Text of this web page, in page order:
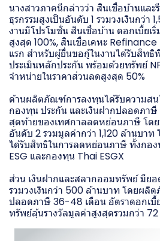
นางสาวภาคนีกล่าวว่า สินเชื่อบ้านแล
ธุรกรรมสูงเป็นอันดับ 1 รวมวงเงินกว่า
งานมีโปรโมชั่น สินเชื่อบ้าน ดอกเบี้ยเริ่
สูงสุด 100%, สินเชื่อเคหะ
แรก สำหรับผู้ยื่นขอกู้ในงานได้รับสิทธิ
ประเมินหลักประกัน พร้อมด้วยทรัพย์
จำหน่ายในราคาส่วนลดสูงสุด 50%
ด้านผลิตภัณฑ์การลงทุนได้รับความสน
กองทุน ประกัน และเงินฝากปลอดภาษี
สุดท้ายของเทศกาลลดหย่อนภาษี โด
อันดับ 2 รวมมูลค่ากว่า 1,120 ล้านบา
ได้รับสิทธิในการลดหย่อนภาษี ทั้งกอ
ESG และกองทุน Thai ESGX
ส่วน เงินฝากและสลากออมทรัพย์ มีย
รวมวงเงินกว่า 500 ล้านบาท โดยผลิ
ปลอดภาษี 36-48 เดือน อัตราดอกเบี้
ทรัพย์ลุ้นรางวัลมูลค่าสูงสุดรวมกว่า